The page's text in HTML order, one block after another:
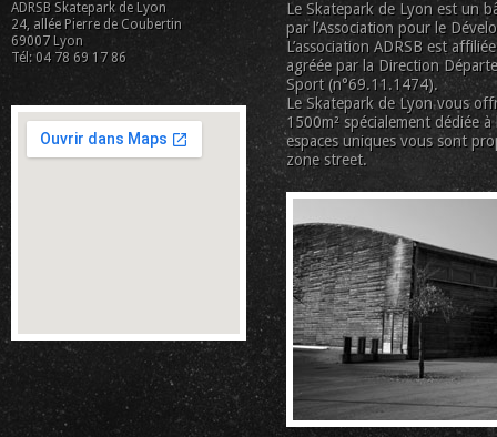
ADRSB Skatepark de Lyon
24, allée Pierre de Coubertin
69007 Lyon
Tél: 04 78 69 17 86
Le Skatepark de Lyon est un
par l’Association pour le
L’association ADRSB est
agréée par la Direction
Sport (n°69.11.1474).
Le Skatepark de Lyon vous
1500m² spécialement dédiée
espaces uniques vous sont
zone street.